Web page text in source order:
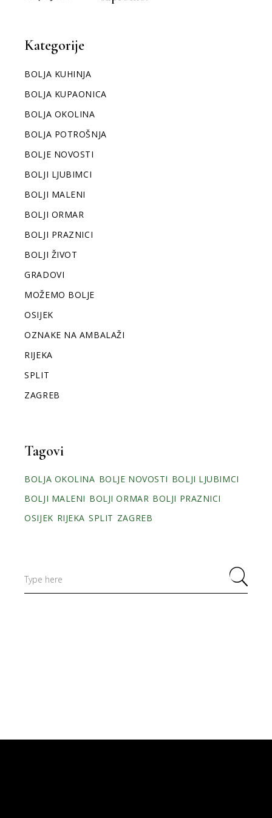
Kategorije
BOLJA KUHINJA
BOLJA KUPAONICA
BOLJA OKOLINA
BOLJA POTROŠNJA
BOLJE NOVOSTI
BOLJI LJUBIMCI
BOLJI MALENI
BOLJI ORMAR
BOLJI PRAZNICI
BOLJI ŽIVOT
GRADOVI
MOŽEMO BOLJE
OSIJEK
OZNAKE NA AMBALAŽI
RIJEKA
SPLIT
ZAGREB
Tagovi
BOLJA OKOLINA BOLJE NOVOSTI BOLJI LJUBIMCI
BOLJI MALENI BOLJI ORMAR BOLJI PRAZNICI
OSIJEK RIJEKA SPLIT ZAGREB
for: